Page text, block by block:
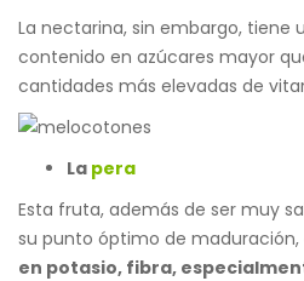
La nectarina, sin embargo, tiene
contenido en azúcares mayor
cantidades más elevadas de
La pera
Esta fruta, además de ser muy
su punto óptimo de maduración,
en potasio, fibra,